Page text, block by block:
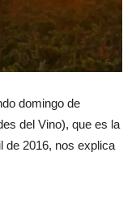
domingo de
del Vino), que es la
de 2016, nos explica